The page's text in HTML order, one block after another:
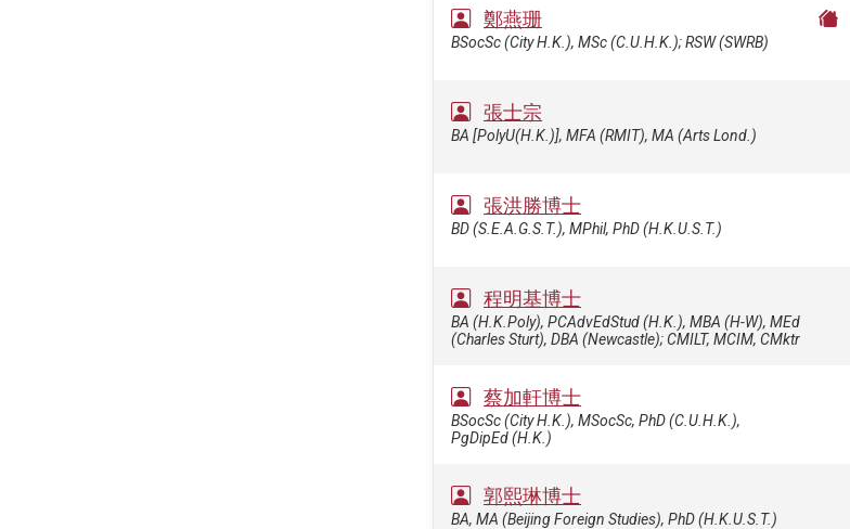
鄭燕珊
BSocSc (City H.K.), MSc (C.U.H.K.); RSW (SWRB)
張士宗
BA [PolyU(H.K.)], MFA (RMIT), MA (Arts Lond.)
張洪勝博士
BD (S.E.A.G.S.T.), MPhil, PhD (H.K.U.S.T.)
程明基博士
BA (H.K.Poly), PCAdvEdStud (H.K.), MBA (H-W), MEd
(Charles Sturt), DBA (Newcastle); CMILT, MCIM, CMktr
蔡加軒博士
BSocSc (City H.K.), MSocSc, PhD (C.U.H.K.),
PgDipEd (H.K.)
郭熙琳博士
BA, MA (Beijing Foreign Studies), PhD (H.K.U.S.T.)